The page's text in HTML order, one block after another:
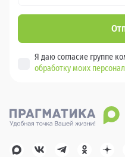
Я даю согласие группе
обработку моих